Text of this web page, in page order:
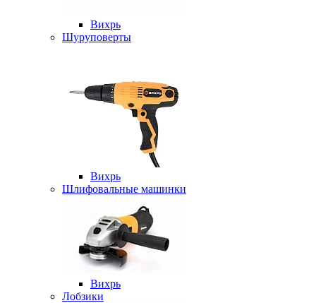
Вихрь
Шуруповерты
Вихрь
Шлифовальные машинки
Вихрь
Лобзики